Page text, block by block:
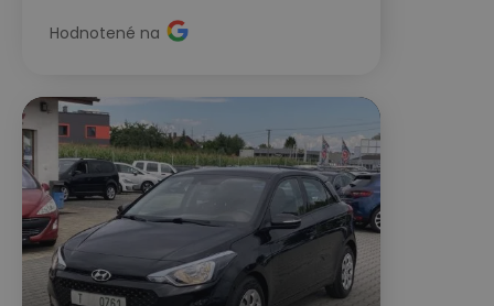
Hodnotené na